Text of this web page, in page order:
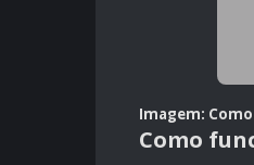
Imagem:
Como